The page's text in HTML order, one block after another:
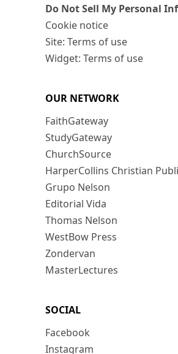
Do Not Sell My Personal
Cookie notice
Site: Terms of use
Widget: Terms of use
OUR NETWORK
FaithGateway
StudyGateway
ChurchSource
HarperCollins Christian
Grupo Nelson
Editorial Vida
Thomas Nelson
WestBow Press
Zondervan
MasterLectures
SOCIAL
Facebook
Instagram